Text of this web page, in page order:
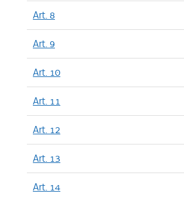
Art. 8
Art. 9
Art. 10
Art. 11
Art. 12
Art. 13
Art. 14